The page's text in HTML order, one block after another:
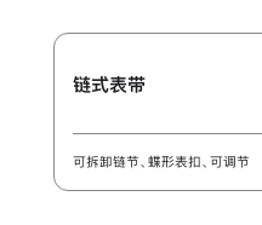
链式表带
可拆卸链节、蝶形表扣、可调节